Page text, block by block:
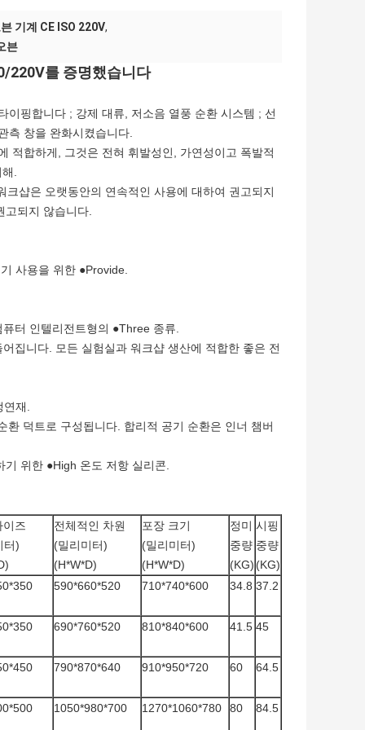
기계 CE ISO 220V,
븐
220V를 증명했습니다
핑합니다 ; 강제 대류, 저소음 열풍 순환 시스템 ; 선
측 창을 완화시켰습니다.
적합하게, 그것은 전혀 휘발성인, 가연성이고 폭발적
.
샵은 오랫동안의 연속적인 사용에 대하여 권고되지
고되지 않습니다.
사용을 위한 ●Provide.
터 인텔리전트형의 ●Three 종류.
집니다. 모든 실험실과 워크샵 생산에 적합한 좋은 전
연재.
덕트로 구성됩니다. 합리적 공기 순환은 인너 챔버
위한 ●High 온도 저항 실리콘.
이즈
터)
전체적인 차원
(밀리미터)
(H*W*D)
포장 크기
(밀리미터)
(H*W*D)
정미
중량
(KG)
시핑
중량
(KG)
590*660*520 710*740*600 34.8 37.2
690*760*520 810*840*600 41.5 45
790*870*640 910*950*720 60 64.5
1050*980*700 1270*1060*780 80 84.5